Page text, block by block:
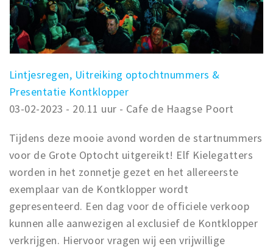
Lintjesregen, Uitreiking optochtnummers &
Presentatie Kontklopper
03-02-2023 - 20.11 uur - Cafe de Haagse Poort
Tijdens deze mooie avond worden de startnummers
voor de Grote Optocht uitgereikt! Elf Kielegatters
worden in het zonnetje gezet en het allereerste
exemplaar van de Kontklopper wordt
gepresenteerd. Een dag voor de officiele verkoop
kunnen alle aanwezigen al exclusief de Kontklopper
verkrijgen. Hiervoor vragen wij een vrijwillige